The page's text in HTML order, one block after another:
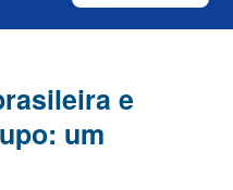
e
um